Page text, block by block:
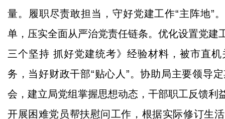
量。履职尽责敢担当，守好党建工作“主阵地”
单，压实全面从严治党责任链条。优化设置党建
三个坚持 抓好党建统考》经验材料，被市直
务，当好财政干部“贴心人”。协助局主要领导
会，建立局党组掌握思想动态，干部职工反馈利
开展困难党员帮扶慰问工作，根据实际修订生